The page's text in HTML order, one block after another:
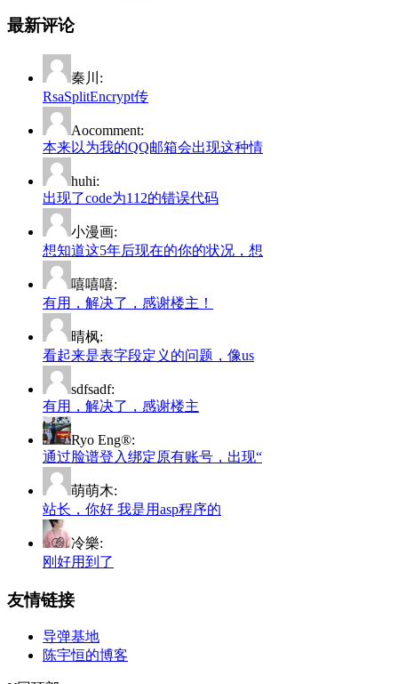
最新评论
秦川:
RsaSplitEncrypt传
Aocomment:
本来以为我的QQ邮箱会出现这种情
huhi:
出现了code为112的错误代码
小漫画:
想知道这5年后现在的你的状况，想
嘻嘻嘻:
有用，解决了，感谢楼主！
晴枫:
看起来是表字段定义的问题，像us
sdfsadf:
有用，解决了，感谢楼主
Ryo Eng®:
通过脸谱登入绑定原有账号，出现“
萌萌木:
站长，你好 我是用asp程序的
冷樂:
刚好用到了
友情链接
导弹基地
陈宇恒的博客